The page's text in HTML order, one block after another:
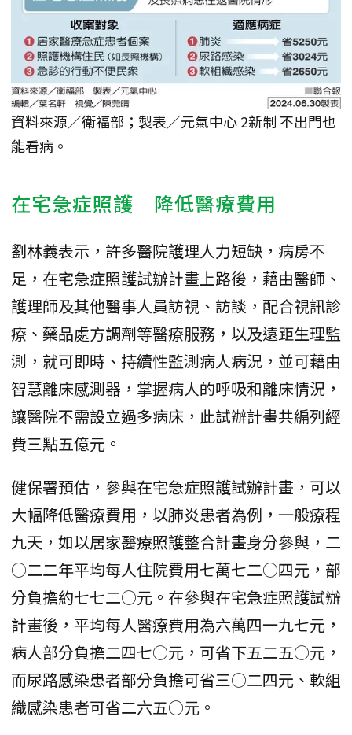
資料來源／衛福部；製表／元氣中心 2新制 不出門也
能看病。
在宅急症照護 降低醫療費用
劉林義表示，許多醫院護理人力短缺，病房不
足，在宅急症照護試辦計畫上路後，藉由醫師、
護理師及其他醫事人員訪視、訪談，配合視訊診
療、藥品處方調劑等醫療服務，以及遠距生理監
測，就可即時、持續性監測病人病況，並可藉由
智慧離床感測器，掌握病人的呼吸和離床情況，
讓醫院不需設立過多病床，此試辦計畫共編列經
費三點五億元。
健保署預估，參與在宅急症照護試辦計畫，可以
大幅降低醫療費用，以肺炎患者為例，一般療程
九天，如以居家醫療照護整合計畫身分參與，二
○二二年平均每人住院費用七萬七二○四元，部
分負擔約七七二○元。在參與在宅急症照護試辦
計畫後，平均每人醫療費用為六萬四一九七元，
病人部分負擔二四七○元，可省下五二五○元，
而尿路感染患者部分負擔可省三○二四元、軟組
織感染患者可省二六五○元。